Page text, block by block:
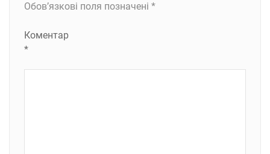
Обов’язкові поля позначені *
Коментар
*